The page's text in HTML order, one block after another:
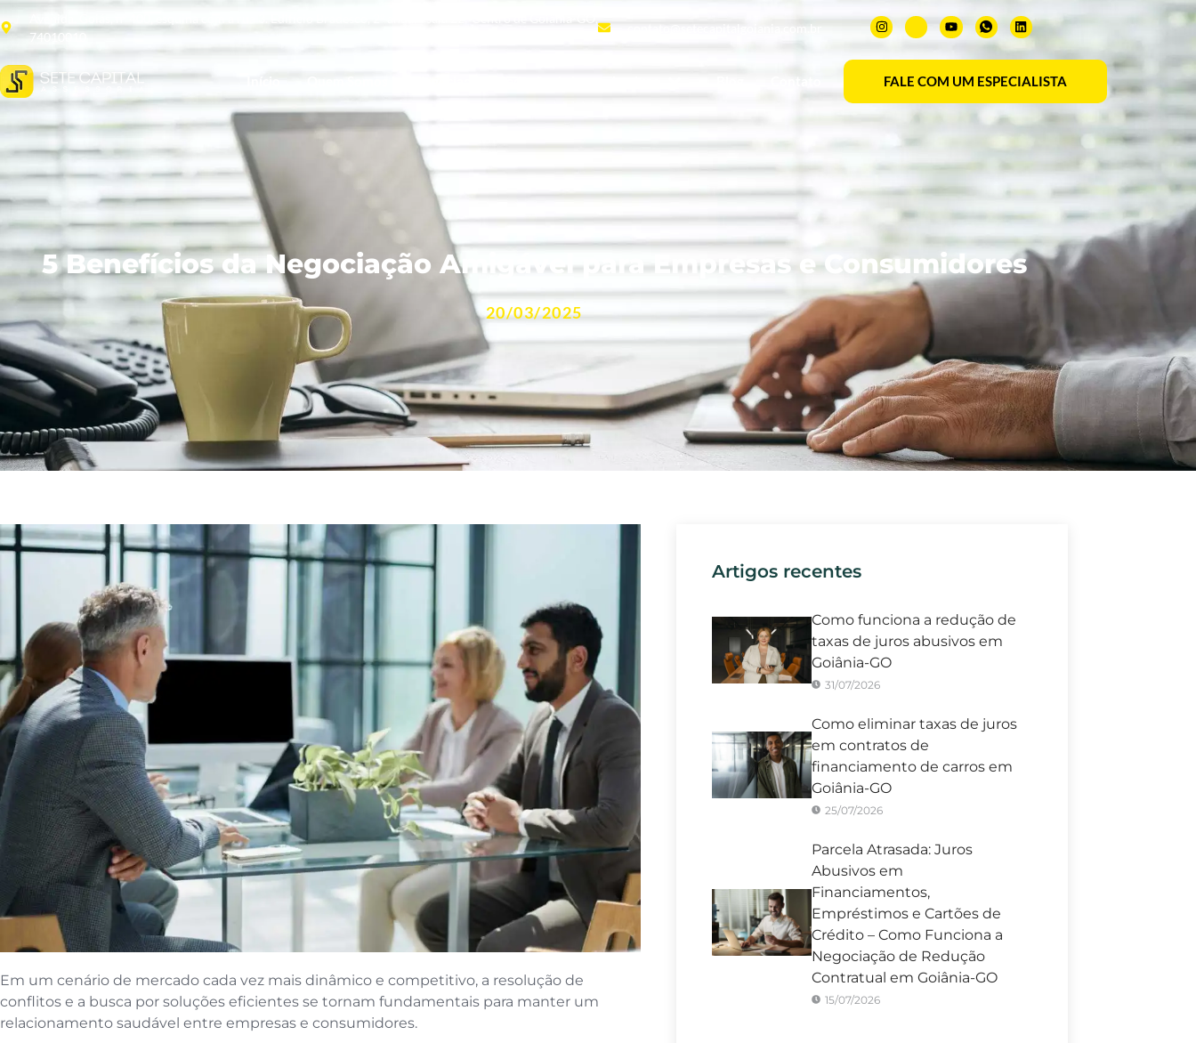
74010010
contato@setecapitalgoiania.com.br
FALE COM UM ESPECIALISTA
5 Benefícios da Negociação Amigável para Empresas e Consumidores
20/03/2025
Em um cenário de mercado cada vez mais dinâmico e competitivo, a resolução de
conflitos e a busca por soluções eficientes se tornam fundamentais para manter um
relacionamento saudável entre empresas e consumidores.
Artigos recentes
Como funciona a redução de
taxas de juros abusivos em
Goiânia-GO
31/07/2026
Como eliminar taxas de juros
em contratos de
financiamento de carros em
Goiânia-GO
25/07/2026
Parcela Atrasada: Juros
Abusivos em
Financiamentos,
Empréstimos e Cartões de
Crédito – Como Funciona a
Negociação de Redução
Contratual em Goiânia-GO
15/07/2026